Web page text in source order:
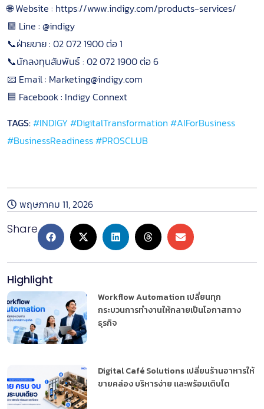
🌐 Website : https://www.indigy.com/products-services/
🟩 Line : @indigy
📞ฝ่ายขาย : 02 072 1900 ต่อ 1
📞นักลงทุนสัมพันธ์ : 02 072 1900 ต่อ 6
📧 Email : Marketing@indigy.com
🟦 Facebook : Indigy Connext
TAGS:#INDIGY#DigitalTransformation #AIForBusiness
#BusinessReadiness#PROSCLUB
พฤษภาคม 11, 2026
Share
Highlight
Workflow Automation เปลี่ยนทุก
กระบวนการทำงานให้กลายเป็นโอกาสทาง
ธุรกิจ
Digital Café Solutions เปลี่ยนร้านอาหารให้
ขายคล่อง บริหารง่าย และพร้อมเติบโต